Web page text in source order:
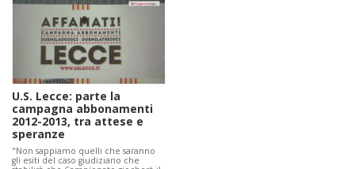
U.S. Lecce: parte la
campagna abbonamenti
2012-2013, tra attese e
speranze
"Non sappiamo quelli che saranno
gli esiti del caso giudiziario che